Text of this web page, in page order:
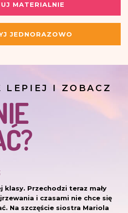
MATERIALNIE
JEDNORAZOWO
LEPIEJ I ZOBACZ
klasy. Przechodzi teraz mały
i czasami nie chce się
Na szczęście siostra Mariola